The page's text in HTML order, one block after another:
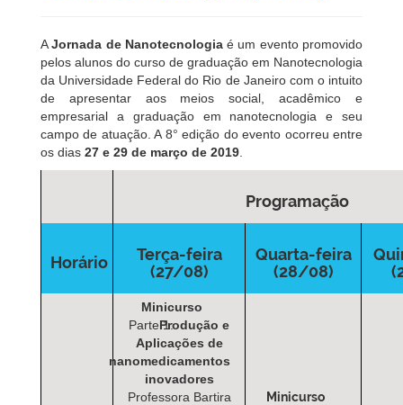
AJornada de Nanotecnologiaé um evento promovido
pelos alunos do curso de graduação em Nanotecnologia
da Universidade Federal do Rio de Janeiro com o intuito
de apresentar aos meios social, acadêmico e
empresarial a graduação em nanotecnologia e seu
campo de atuação. A 8° edição do evento ocorreu entre
os dias 27 e 29 de março de 2019
Programação
Horário
Terça-feira
(27/08)
Quarta-feira
(28/08)
Minicurso
Parte 1:Produção e
Aplicações de
nanomedicamentos
inovadores
Professora Bartira
Minicurso